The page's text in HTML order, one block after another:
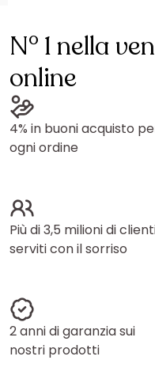
N° 1 nella
online
4% in buoni acquisto
ogni ordine
Più di 3,5 milioni di
serviti con il sorriso
2 anni di garanzia sui
nostri prodotti